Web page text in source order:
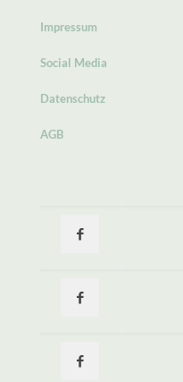
Impressum
Social Media
Datenschutz
AGB